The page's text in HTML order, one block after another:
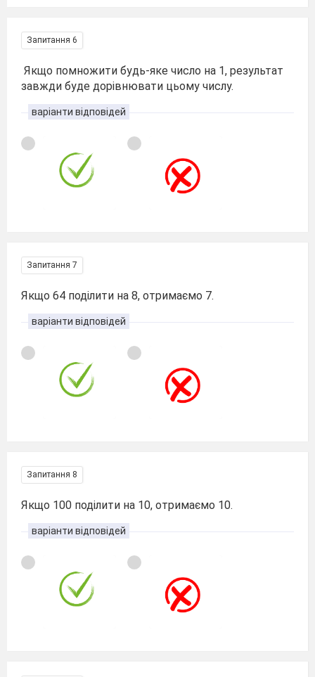
Запитання 6
Якщо помножити будь-яке число на 1, результат
завжди буде дорівнювати цьому числу.
варіанти відповідей
Запитання 7
Якщо 64 поділити на 8, отримаємо 7.
варіанти відповідей
Запитання 8
Якщо 100 поділити на 10, отримаємо 10.
варіанти відповідей